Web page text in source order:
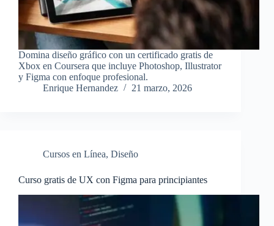
Domina diseño gráfico con un certificado gratis de
Xbox en Coursera que incluye Photoshop, Illustrator
y Figma con enfoque profesional.
Enrique Hernandez
21 marzo, 2026
Cursos en Línea, Diseño
Curso gratis de UX con Figma para principiantes